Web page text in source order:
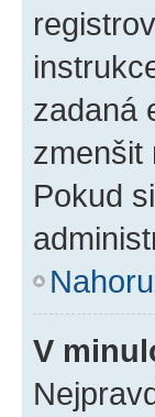
zadaná
zmenšit
Pokud
Nahoru
V